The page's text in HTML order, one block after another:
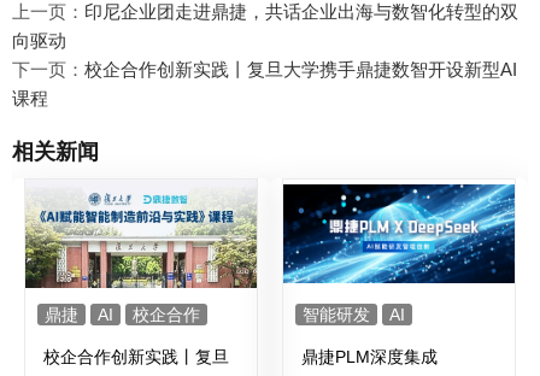
上一页： 印尼企业团走进鼎捷，共话企业出海与数智化转型的双
向驱动
下一页： 校企合作创新实践丨复旦大学携手鼎捷数智开设新型AI
课程
相关新闻
鼎捷 AI 校企合作
校企合作创新实践丨复旦
智能研发 AI
鼎捷PLM深度集成